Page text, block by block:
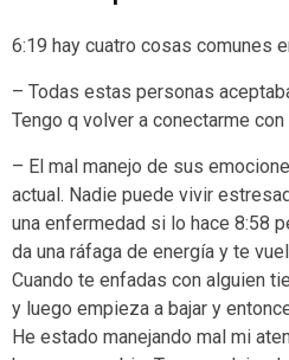
6:19 hay cuatro cosas comunes
– Todas estas personas
Tengo q volver a conectarme
– El mal manejo de sus
actual. Nadie puede vivir
una enfermedad si lo hace 8:58
da una ráfaga de energía y te
Cuando te enfadas con alguien
y luego empieza a bajar y
He estado manejando mal mi